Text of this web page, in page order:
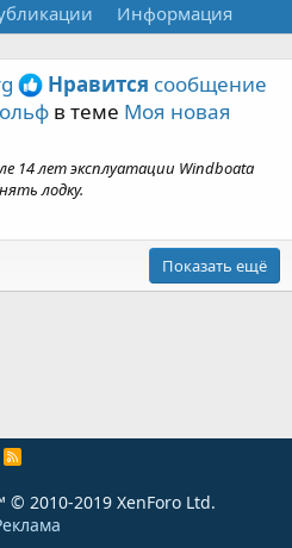
Информация
Нравится сообщение
в теме Моя новая
14 лет эксплуатации Windboata
лодку.
Показать ещё
R
© 2010-2019 XenForo Ltd.